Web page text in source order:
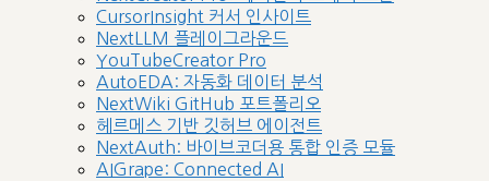
CursorInsight 커서 인사이트
NextLLM 플레이그라운드
YouTubeCreator Pro
AutoEDA: 자동화 데이터 분석
NextWiki GitHub 포트폴리오
헤르메스 기반 깃허브 에이전트
NextAuth: 바이브코더용 통합 인증 모듈
AIGrape: Connected AI